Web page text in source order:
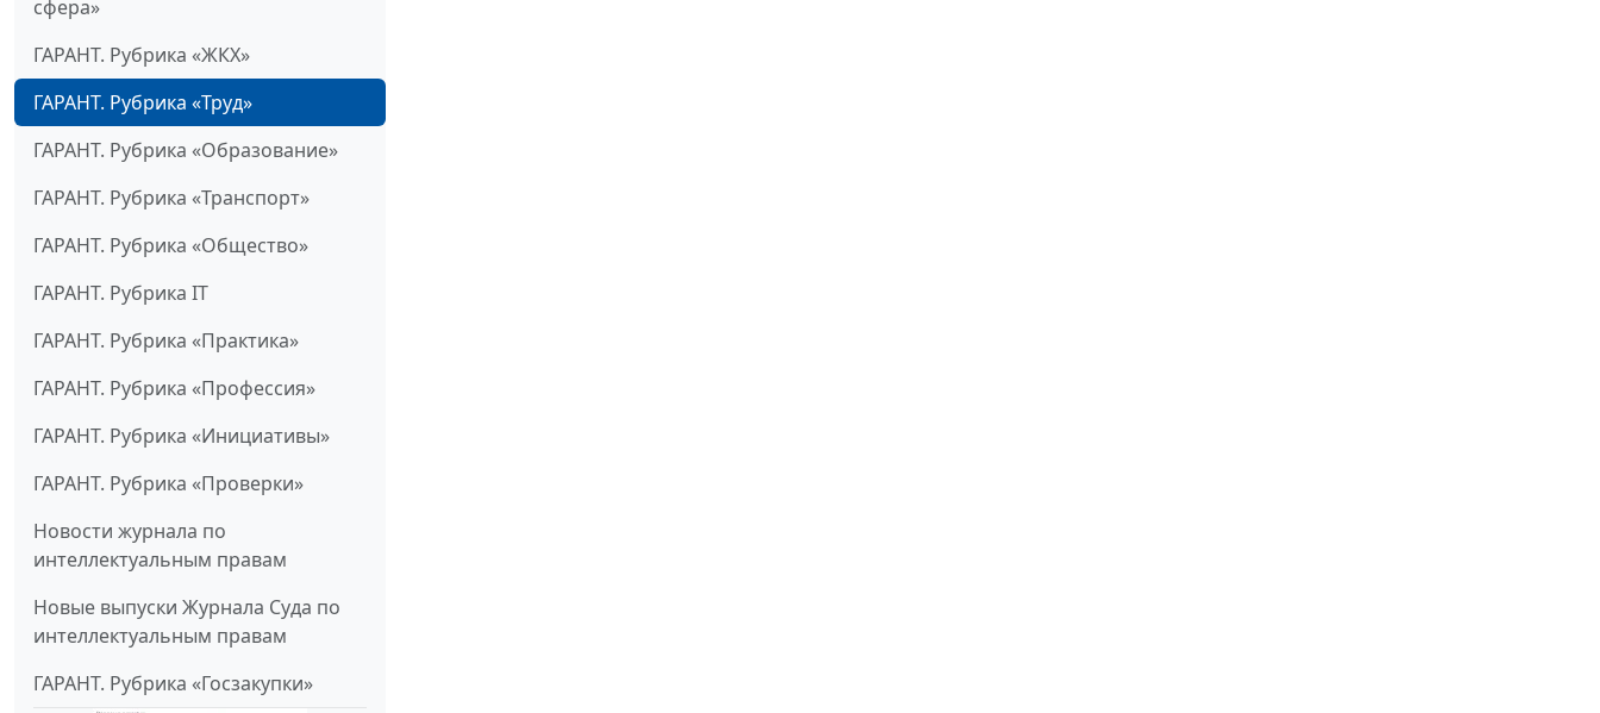
сфера»
ГАРАНТ. Рубрика «ЖКХ»
ГАРАНТ. Рубрика «Труд»
ГАРАНТ. Рубрика «Образование»
ГАРАНТ. Рубрика «Транспорт»
ГАРАНТ. Рубрика «Общество»
ГАРАНТ. Рубрика IT
ГАРАНТ. Рубрика «Практика»
ГАРАНТ. Рубрика «Профессия»
ГАРАНТ. Рубрика «Инициативы»
ГАРАНТ. Рубрика «Проверки»
Новости журнала по
интеллектуальным правам
Новые выпуски Журнала Суда по
интеллектуальным правам
ГАРАНТ. Рубрика «Госзакупки»